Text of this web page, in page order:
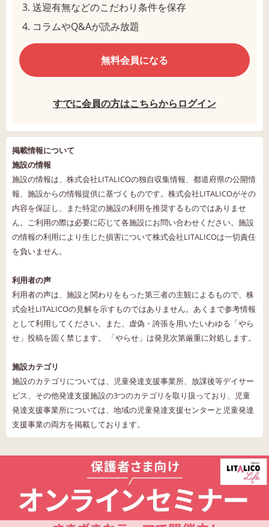
送迎有無などのこだわり条件を保存
コラムやQ&Aが読み放題
無料会員になる
すでに会員の方はこちらからログイン
掲載情報について
施設の情報
施設の情報は、株式会社LITALICOの独自収集情報、都道府県の公開情
報、施設からの情報提供に基づくものです。株式会社LITALICOがその
内容を保証し、また特定の施設の利用を推奨するものではありませ
ん。ご利用の際は必要に応じて各施設にお問い合わせください。施設
の情報の利用により生じた損害について株式会社LITALICOは一切責任
を負いません。
利用者の声
利用者の声は、施設と関わりをもった第三者の主観によるもので、株
式会社LITALICOの見解を示すものではありません。あくまで参考情報
として利用してください。また、虚偽・誇張を用いたいわゆる「やら
せ」投稿を固く禁じます。 「やらせ」は発見次第厳重に対処します。
施設カテゴリ
施設のカテゴリについては、児童発達支援事業所、放課後等デイサー
ビス、その他発達支援施設の3つのカテゴリを取り扱っており、児童
発達支援事業所については、地域の児童発達支援センターと児童発達
支援事業の両方を掲載しております。